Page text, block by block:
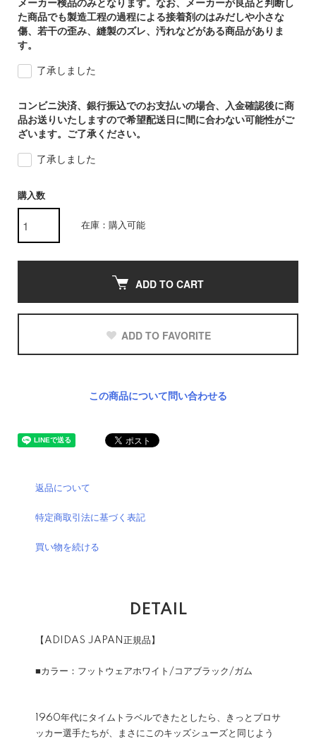
メーカー検品のみとなります。なお、メーカーが良品と判断し
た商品でも製造工程の過程による接着剤のはみだしや小さな
傷、若干の歪み、縫製のズレ、汚れなどがある商品がありま
す。
了承しました
コンビニ決済、銀行振込でのお支払いの場合、入金確認後に商
品お送りいたしますので希望配送日に間に合わない可能性がご
ざいます。ご了承ください。
了承しました
購入数
在庫：購入可能
ADD TO CART
ADD TO FAVORITE
この商品について問い合わせる
返品について
特定商取引法に基づく表記
買い物を続ける
DETAIL
【ADIDAS JAPAN正規品】
■カラー：フットウェアホワイト/コアブラック/ガム
1960年代にタイムトラベルできたとしたら、きっとプロサ
ッカー選手たちが、まさにこのキッズシューズと同じよう